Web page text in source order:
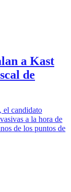
a Kast
de
el candidato
a la hora de
de los puntos de